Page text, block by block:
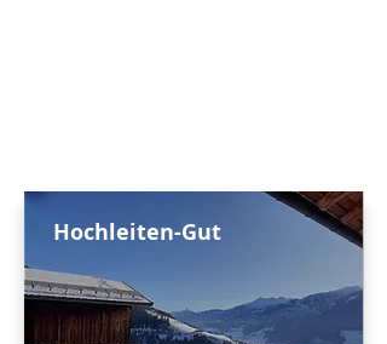
Hochleiten-Gut